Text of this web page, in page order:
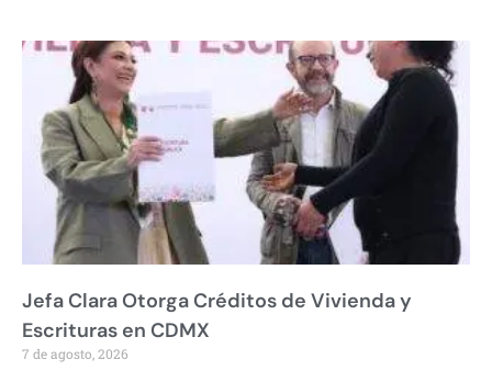
Jefa Clara Otorga Créditos de Vivienda y
Escrituras en CDMX
7 de agosto, 2026